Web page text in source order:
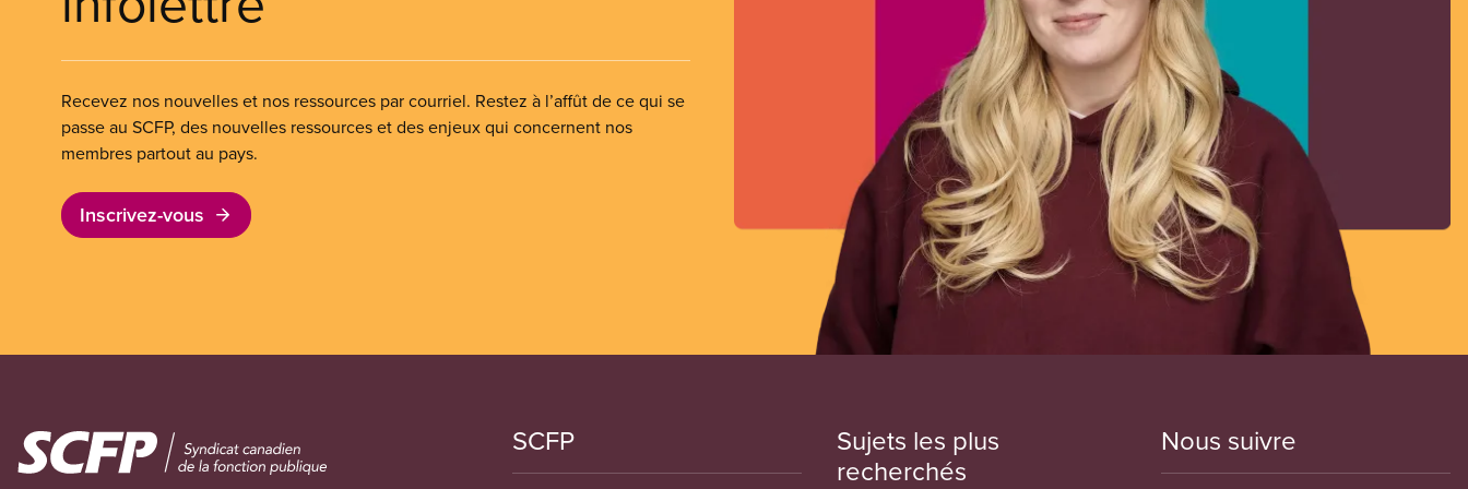
Recevez nos nouvelles et nos ressources par courriel. Restez à l’affût de ce qui se
passe au SCFP, des nouvelles ressources et des enjeux qui concernent nos
membres partout au pays.
Inscrivez-vous
Image SCFP
Sujets les plus
recherchés
Nous suivre